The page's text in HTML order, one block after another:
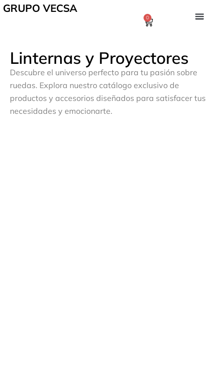
GRUPO VECSA
0
Linternas y Proyectores
Descubre el universo perfecto para tu pasión sobre
ruedas. Explora nuestro catálogo exclusivo de
productos y accesorios diseñados para satisfacer tus
necesidades y emocionarte.